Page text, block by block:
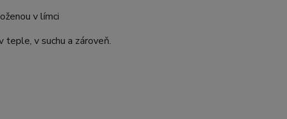
v límci
v suchu a zároveň.